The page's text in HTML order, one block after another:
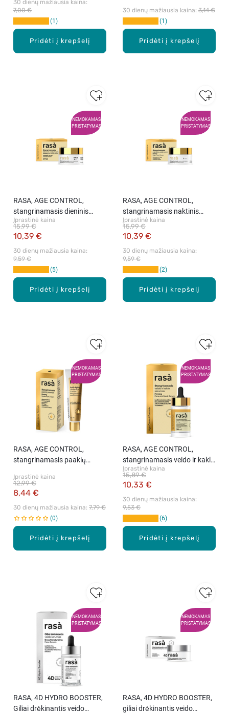
Pridėti į krepšelį
30 dienų mažiausia kaina:
7,00 €
1
Pridėti į krepšelį
30 dienų mažiausia kaina: 3,14 €
1
NEMOKAMAS
PRISTATYMAS
Pridėti į krepšelį
RASA, AGE CONTROL,
stangrinamasis dieninis
veido kremas SPF20, 50 ml
Įprastinė kaina
10,39 €
15,99 €
30 dienų mažiausia kaina:
9,59 €
5
NEMOKAMAS
PRISTATYMAS
Pridėti į krepšelį
RASA, AGE CONTROL,
stangrinamasis naktinis
veido kremas, 50 ml
Įprastinė kaina
10,39 €
15,99 €
30 dienų mažiausia kaina:
9,59 €
2
NEMOKAMAS
PRISTATYMAS
Pridėti į krepšelį
RASA, AGE CONTROL,
stangrinamasis paakių
Įprastinė kaina
8,44 €
12,99 €
30 dienų mažiausia kaina: 7,79 €
0
NEMOKAMAS
PRISTATYMAS
Pridėti į krepšelį
RASA, AGE CONTROL,
stangrinamasis veido ir kaklo
serumas, 30 ml
Įprastinė kaina
10,33 €
15,89 €
30 dienų mažiausia kaina:
9,53 €
6
NEMOKAMAS
PRISTATYMAS
RASA, 4D HYDRO BOOSTER,
Giliai drėkinantis veido
NEMOKAMAS
PRISTATYMAS
RASA, 4D HYDRO BOOSTER,
giliai drėkinantis veido